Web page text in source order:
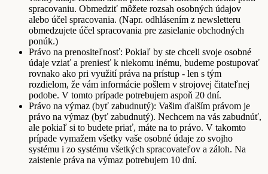
spracovaniu. Obmedziť môžete rozsah osobných údajov
alebo účel spracovania. (Napr. odhlásením z newsletteru
obmedzujete účel spracovania pre zasielanie obchodných
ponúk.)
Právo na prenositeľnosť: Pokiaľ by ste chceli svoje osobné
údaje vziať a preniesť k niekomu inému, budeme postupovať
rovnako ako pri využití práva na prístup - len s tým
rozdielom, že vám informácie pošlem v strojovej čitateľnej
podobe. V tomto prípade potrebujem aspoň 20 dní.
Právo na výmaz (byť zabudnutý): Vašim ďalším právom je
právo na výmaz (byť zabudnutý). Nechcem na vás zabudnúť,
ale pokiaľ si to budete priať, máte na to právo. V takomto
prípade vymažem všetky vaše osobné údaje zo svojho
systému i zo systému všetkých spracovateľov a záloh. Na
zaistenie práva na výmaz potrebujem 10 dní.